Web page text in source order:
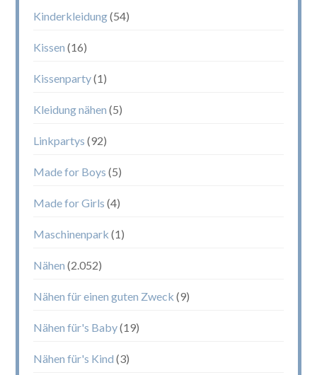
Kinderkleidung(54)
Kissen (16)
Kissenparty(1)
Kleidung nähen (5)
Linkpartys (92)
Made for Boys (5)
Made for Girls (4)
Maschinenpark (1)
Nähen (2.052)
Nähen für einen guten Zweck (9)
Nähen für's Baby(19)
Nähen für's Kind (3)